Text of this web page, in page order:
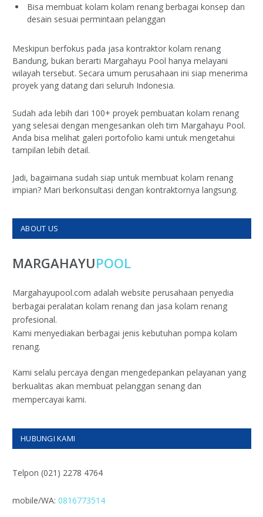
Bisa membuat kolam kolam renang berbagai konsep dan
desain sesuai permintaan pelanggan
Meskipun berfokus pada jasa kontraktor kolam renang
Bandung, bukan berarti Margahayu Pool hanya melayani
wilayah tersebut. Secara umum perusahaan ini siap menerima
proyek yang datang dari seluruh Indonesia.
Sudah ada lebih dari 100+ proyek pembuatan kolam renang
yang selesai dengan mengesankan oleh tim Margahayu Pool.
Anda bisa melihat galeri portofolio kami untuk mengetahui
tampilan lebih detail.
Jadi, bagaimana sudah siap untuk membuat kolam renang
impian? Mari berkonsultasi dengan kontraktornya langsung.
ABOUT US
MARGAHAYUPOOL
Margahayupool.com adalah website perusahaan penyedia
berbagai peralatan kolam renang dan jasa kolam renang
profesional.
Kami menyediakan berbagai jenis kebutuhan pompa kolam
renang.
Kami selalu percaya dengan mengedepankan pelayanan yang
berkualitas akan membuat pelanggan senang dan
mempercayai kami.
HUBUNGI KAMI
Telpon (021) 2278 4764
mobile/WA: 0816773514